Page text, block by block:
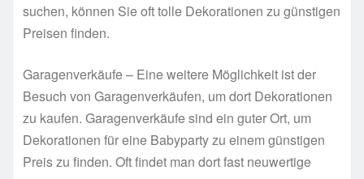
suchen, können Sie oft tolle Dekorationen zu günstigen
Preisen finden.
Garagenverkäufe – Eine weitere Möglichkeit ist der
Besuch von Garagenverkäufen, um dort Dekorationen
zu kaufen. Garagenverkäufe sind ein guter Ort, um
Dekorationen für eine Babyparty zu einem günstigen
Preis zu finden. Oft findet man dort fast neuwertige